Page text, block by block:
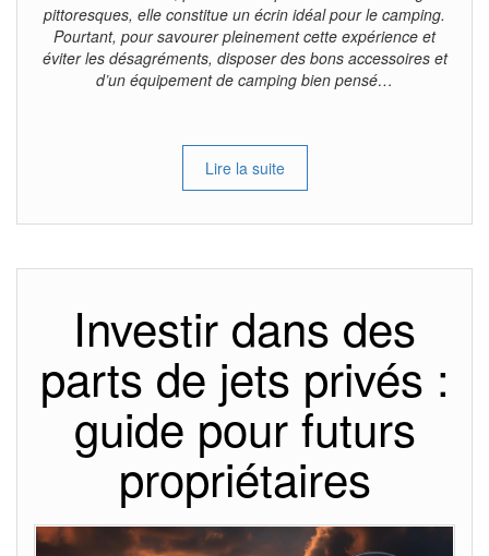
pittoresques, elle constitue un écrin idéal pour le camping.
Pourtant, pour savourer pleinement cette expérience et
éviter les désagréments, disposer des bons accessoires et
d’un équipement de camping bien pensé…
Lire la suite
Investir dans des
parts de jets privés :
guide pour futurs
propriétaires